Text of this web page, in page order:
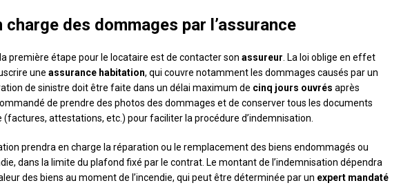
charge des dommages par l’assurance
la première étape pour le locataire est de contacter son assureur . La loi oblige en effet
une assurance habitation, qui couvre notamment les dommages causés par un
de sinistre doit être faite dans un délai maximum de cinq jours ouvrés après
de prendre des photos des dommages et de conserver tous les documents
(factures, attestations, etc.) pour faciliter la procédure d’indemnisation.
prendra en charge la réparation ou le remplacement des biens endommagés ou
dans la limite du plafond fixé par le contrat. Le montant de l’indemnisation dépendra
des biens au moment de l’incendie, qui peut être déterminée par un expert mandaté